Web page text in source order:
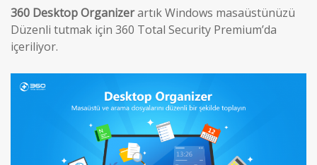
360 Desktop Organizerartık Windows masaüstünüzü
Düzenli tutmak için 360 Total Security Premium’da
içeriliyor.